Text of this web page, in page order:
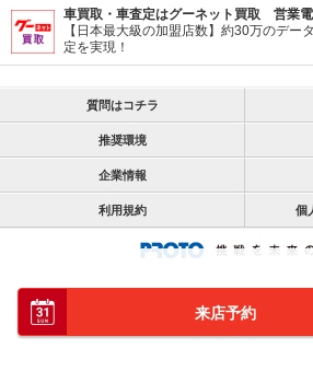
来店予約
車買取・車査定はグーネット買取 営業
【日本最大級の加盟店数】約30万のデー
定を実現！
質問はコチラ
推奨環境
企業情報
利用規約 個